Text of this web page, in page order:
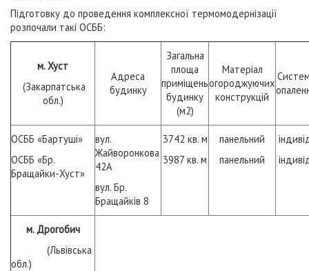
Підготовку до проведення комплексної термомодернізації
розпочали такі ОСББ:
м. Хуст
(Закарпатська
обл.)
Адреса
будинку
Загальна
площа
приміщень
будинку
(м2)
Матеріал
огороджуючих
конструкцій
ОСББ «Бартуші»
ОСББ «Бр.
Бращайки-Хуст»
вул.
Жайворонкова
42А
вул. Бр.
Бращайків 8
3742 кв. м
3987 кв. м
панельний
панельний
м. Дрогобич
(Львівська
обл.)